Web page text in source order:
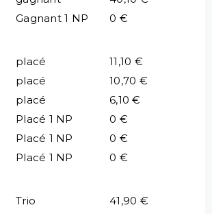
Gagnant 1 NP
0 €
placé
11,10 €
placé
10,70 €
placé
6,10 €
Placé 1 NP
0 €
Placé 1 NP
0 €
Placé 1 NP
0 €
Trio
41,90 €